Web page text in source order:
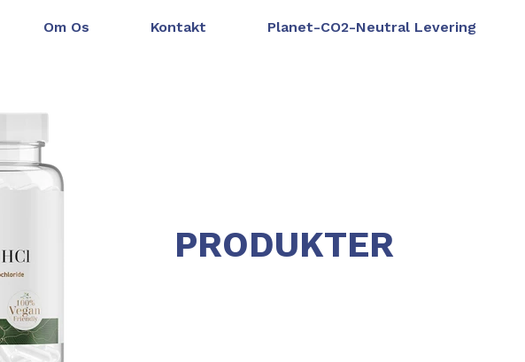
Om Os Kontakt Planet-CO2-Neutral Levering
PRODUKTER